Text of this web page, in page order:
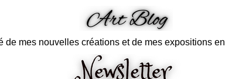
de mes nouvelles créations et de mes expositions en